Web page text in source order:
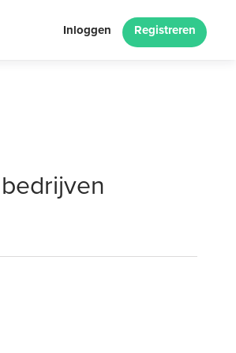
Inloggen Registreren